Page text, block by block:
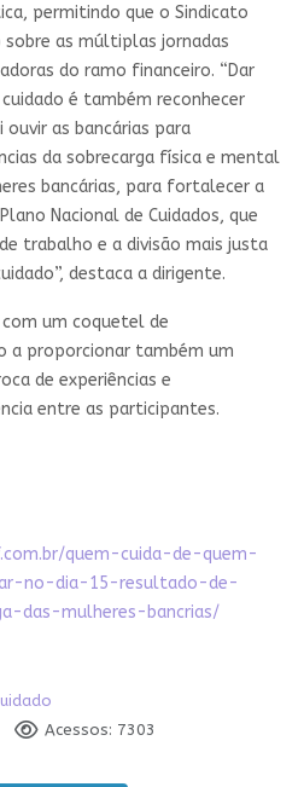
permitindo que o Sindicato
as múltiplas jornadas
do ramo financeiro. “Dar
é também reconhecer
as bancárias para
da sobrecarga física e mental
bancárias, para fortalecer a
Nacional de Cuidados, que
trabalho e a divisão mais justa
destaca a dirigente.
um coquetel de
a proporcionar também um
de experiências e
entre as participantes.
quem-cuida-de-quem-
no-dia-15-resultado-de-
das-mulheres-bancrias/
Acessos: 7303